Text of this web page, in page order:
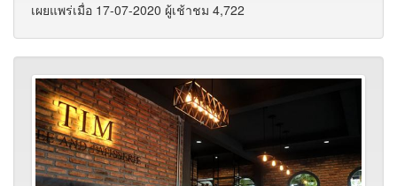
เผยแพร่เมื่อ 17-07-2020 ผู้เช้าชม 4,722